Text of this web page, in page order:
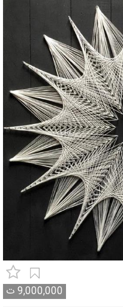
9,000,000ت